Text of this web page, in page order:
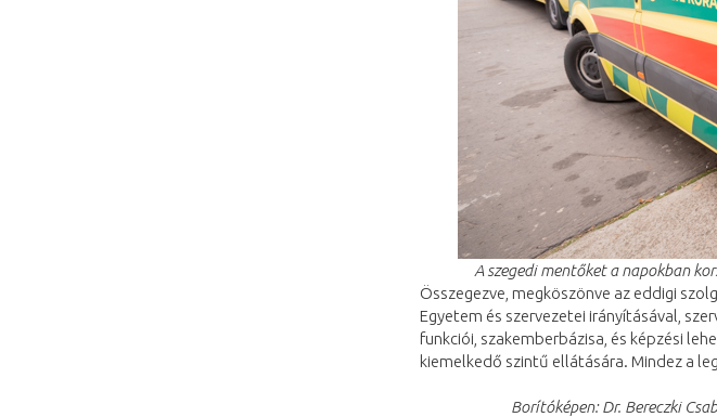
A szegedi mentőket a napokban
Összegezve, megköszönve az eddigi
Egyetem és szervezetei irányításával,
funkciói, szakemberbázisa, és képzési
kiemelkedő szintű ellátására. Mindez a
Borítóképen:Dr. Bereczki